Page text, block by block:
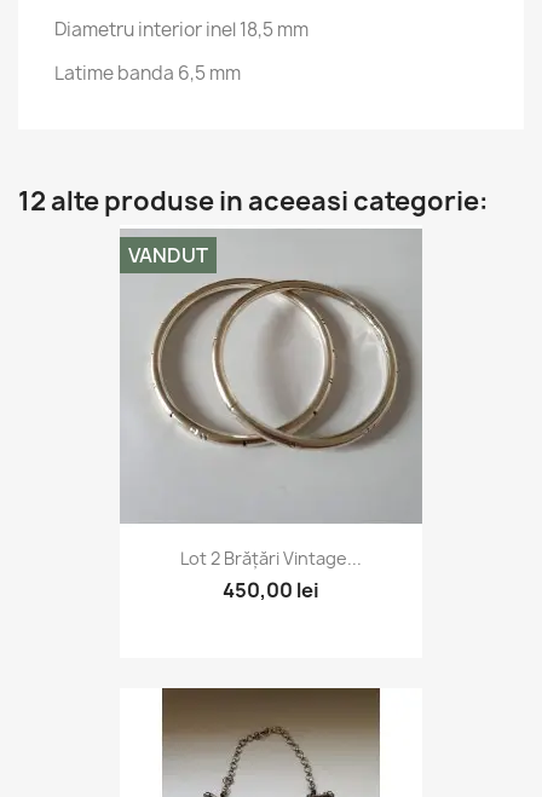
Diametru interior inel 18,5 mm
Latime banda 6,5 mm
12 alte produse in aceeasi categorie:
Lot 2 Brățări Vintage...
450,00 lei
VANDUT